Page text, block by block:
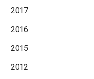
2017
2016
2015
2012